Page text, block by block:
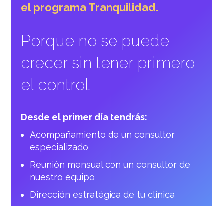
el programa Tranquilidad.
Porque no se puede
crecer sin tener primero
el control.
Desde el primer día tendrás:
Acompañamiento de un consultor
especializado
Reunión mensual con un consultor de
nuestro equipo
Dirección estratégica de tu clínica